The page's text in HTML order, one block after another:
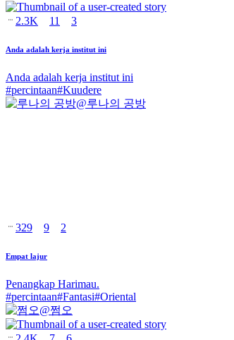
2.3K 11 3
Anda adalah kerja institut ini
Anda adalah kerja institut ini
#percintaan#Kuudere
@루나의 공방
329 9 2
Empat lajur
Penangkap Harimau.
#percintaan#Fantasi#Oriental
@쩜오